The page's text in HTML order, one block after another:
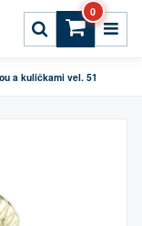
0
a kuličkami vel. 51